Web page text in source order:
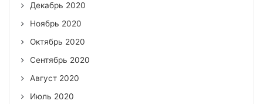
Декабрь 2020
Ноябрь 2020
Октябрь 2020
Сентябрь 2020
Август 2020
Июль 2020